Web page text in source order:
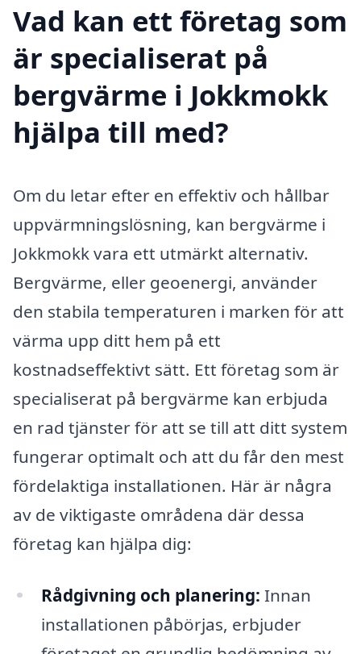
Vad kan ett företag som
är specialiserat på
bergvärme i Jokkmokk
hjälpa till med?
Om du letar efter en effektiv och hållbar
uppvärmningslösning, kan bergvärme i
Jokkmokk vara ett utmärkt alternativ.
Bergvärme, eller geoenergi, använder
den stabila temperaturen i marken för att
värma upp ditt hem på ett
kostnadseffektivt sätt. Ett företag som är
specialiserat på bergvärme kan erbjuda
en rad tjänster för att se till att ditt system
fungerar optimalt och att du får den mest
fördelaktiga installationen. Här är några
av de viktigaste områdena där dessa
företag kan hjälpa dig:
Rådgivning och planering: Innan
installationen påbörjas, erbjuder